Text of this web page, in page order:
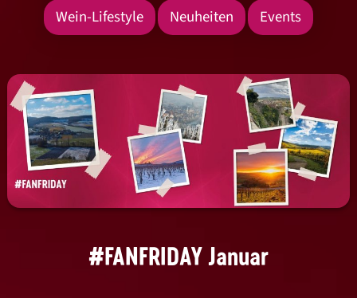
Wein-Lifestyle
Neuheiten Events
#FANFRIDAY Januar